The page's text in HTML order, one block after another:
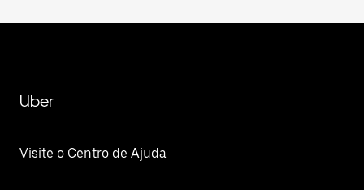
Uber
Visite o Centro de Ajuda